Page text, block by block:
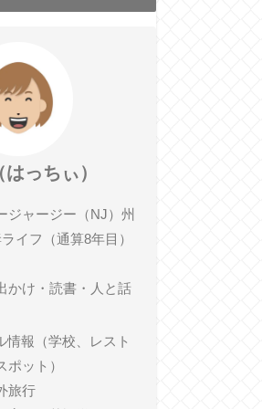
っちぃ）
ジャージー（NJ）州
イフ（通算8年目）
かけ・読書・人と話
情報（学校、レスト
ット）
旅行